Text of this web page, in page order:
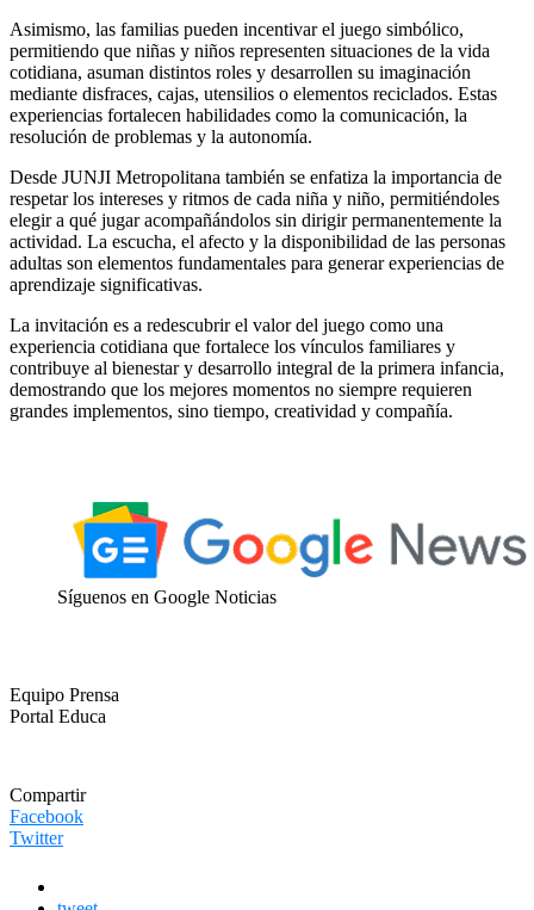
Asimismo, las familias pueden incentivar el juego simbólico,
permitiendo que niñas y niños representen situaciones de la vida
cotidiana, asuman distintos roles y desarrollen su imaginación
mediante disfraces, cajas, utensilios o elementos reciclados. Estas
experiencias fortalecen habilidades como la comunicación, la
resolución de problemas y la autonomía.
Desde JUNJI Metropolitana también se enfatiza la importancia de
respetar los intereses y ritmos de cada niña y niño, permitiéndoles
elegir a qué jugar acompañándolos sin dirigir permanentemente la
actividad. La escucha, el afecto y la disponibilidad de las personas
adultas son elementos fundamentales para generar experiencias de
aprendizaje significativas.
La invitación es a redescubrir el valor del juego como una
experiencia cotidiana que fortalece los vínculos familiares y
contribuye al bienestar y desarrollo integral de la primera infancia,
demostrando que los mejores momentos no siempre requieren
grandes implementos, sino tiempo, creatividad y compañía.
Síguenos en Google Noticias
Equipo Prensa
Portal Educa
Compartir
Facebook
Twitter